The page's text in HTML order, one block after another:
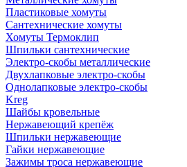
Пластиковые хомуты
Сантехнические хомуты
Хомуты Термоклип
Шпильки сантехнические
Электро-скобы металлические
Двухлапковые электро-скобы
Однолапковые электро-скобы
Kreg
Шайбы кровельные
Нержавеющий крепёж
Шпильки нержавеющие
Гайки нержавеющие
Зажимы троса нержавеющие